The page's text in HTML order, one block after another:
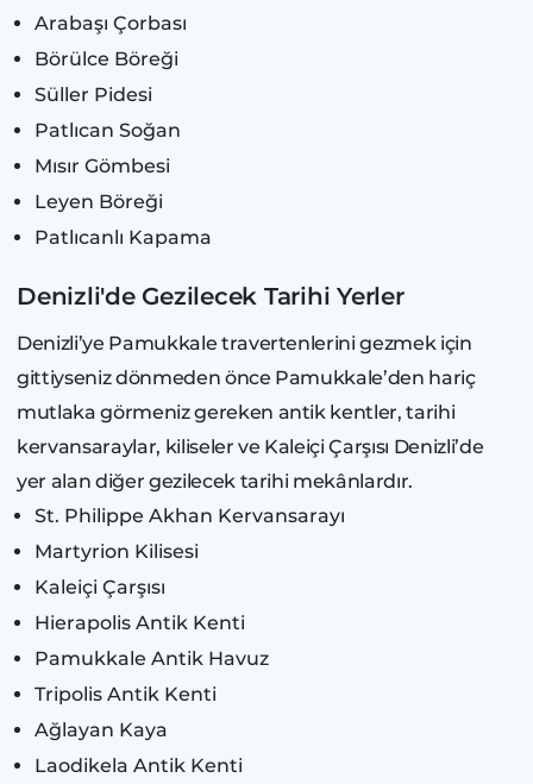
Arabaşı Çorbası
Börülce Böreği
Süller Pidesi
Patlıcan Soğan
Mısır Gömbesi
Leyen Böreği
Patlıcanlı Kapama
Denizli'de Gezilecek Tarihi Yerler
Denizli’ye Pamukkale travertenlerini gezmek için
gittiyseniz dönmeden önce Pamukkale’den hariç
mutlaka görmeniz gereken antik kentler, tarihi
kervansaraylar, kiliseler ve Kaleiçi Çarşısı Denizli’de
yer alan diğer gezilecek tarihi mekânlardır.
St. Philippe Akhan Kervansarayı
Martyrion Kilisesi
Kaleiçi Çarşısı
Hierapolis Antik Kenti
Pamukkale Antik Havuz
Tripolis Antik Kenti
Ağlayan Kaya
Laodikela Antik Kenti